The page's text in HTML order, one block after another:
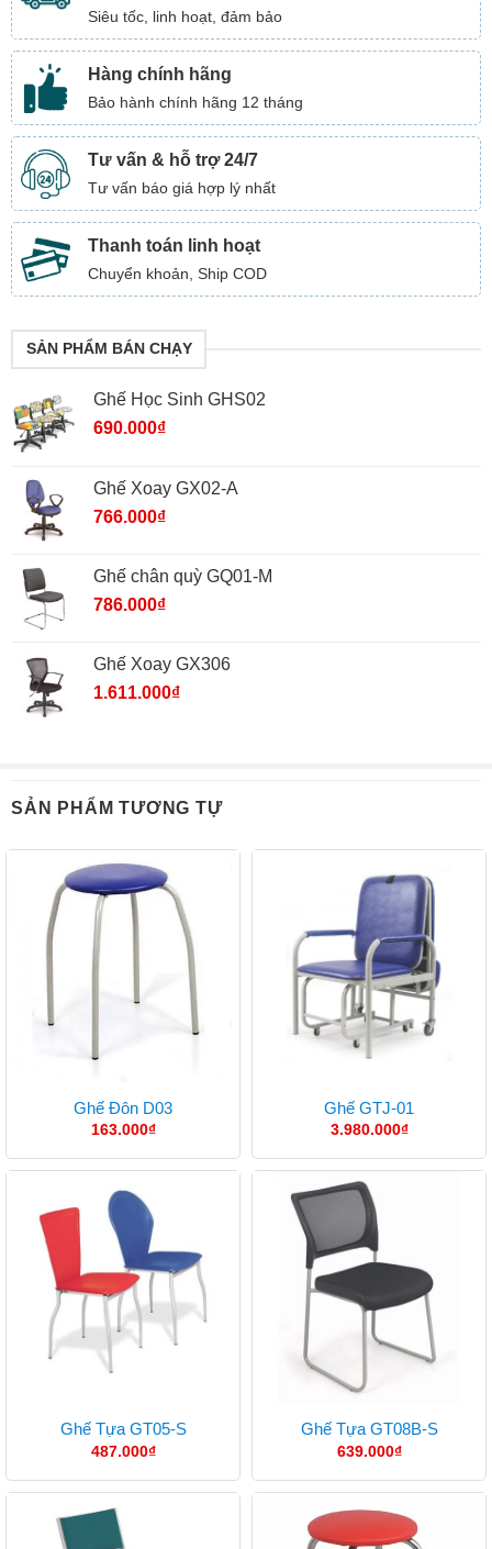
Siêu tốc, linh hoạt, đảm bảo
Hàng chính hãng
Bảo hành chính hãng 12 tháng
Tư vấn & hỗ trợ 24/7
Tư vấn báo giá hợp lý nhất
Thanh toán linh hoạt
Chuyển khoản, Ship COD
SẢN PHẨM BÁN CHẠY
Ghế Học Sinh GHS02
690.000₫
Ghế Xoay GX02-A
766.000₫
Ghế chân quỳ GQ01-M
786.000₫
Ghế Xoay GX306
1.611.000₫
SẢN PHẨM TƯƠNG TỰ
Ghế Đôn D03
163.000₫
Ghế GTJ-01
3.980.000₫
Ghế Tựa GT05-S
487.000₫
Ghế Tựa GT08B-S
639.000₫